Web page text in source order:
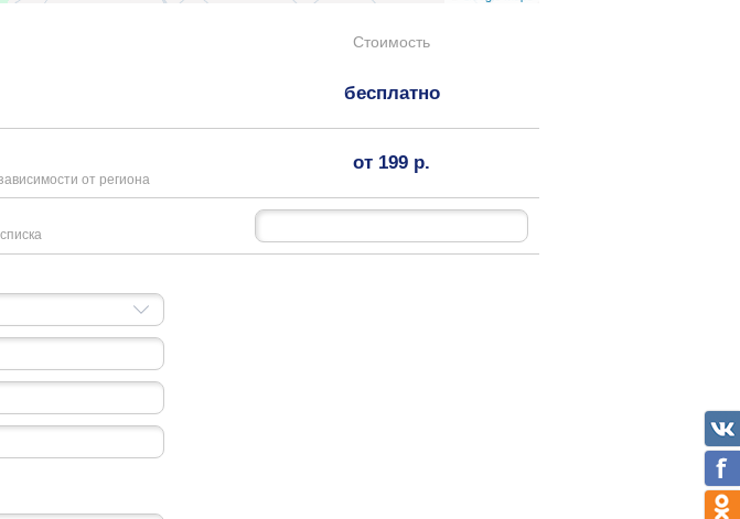
Стоимость
бесплатно
от региона
от 199 р.